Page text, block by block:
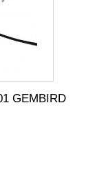
GEMBIRD